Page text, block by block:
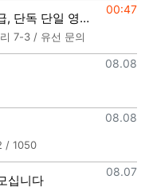
등록일
00:47
(대우건설 시공) 역대 최대 수수료 지급, 단독 단일 영업본부 선착순 모집
7-3 / 유선 문의
등록일
08.08
등록일
08.08
/ 1050
등록일
08.07
십니다